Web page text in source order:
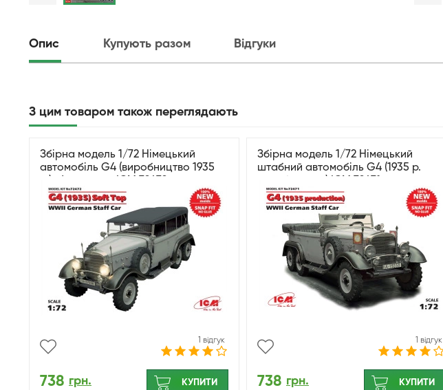
Опис Купують разом Відгуки
З цим товаром також переглядають
Збірна модель 1/72 Німецький
автомобіль G4 (виробництво 1935
1 відгук
738 грн. КУПИТИ
Збірна модель 1/72 Німецький
штабний автомобіль G4 (1935 р.
1 відгук
738 грн. КУПИТИ